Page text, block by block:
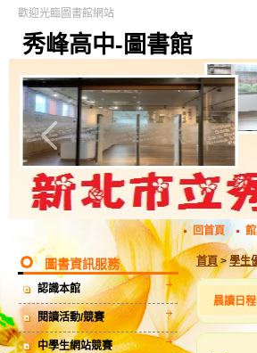
秀峰高中-圖書館
歡迎光臨圖書館網站
回首頁
圖書資訊服務
認識本館
閱讀活動/競賽
中學生網站競賽
首頁>學生
晨讀日